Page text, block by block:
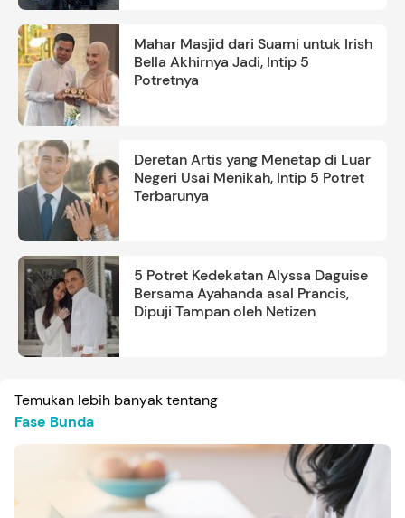
Mahar Masjid dari Suami untuk Irish
Bella Akhirnya Jadi, Intip 5
Potretnya
Deretan Artis yang Menetap di Luar
Negeri Usai Menikah, Intip 5 Potret
Terbarunya
5 Potret Kedekatan Alyssa Daguise
Bersama Ayahanda asal Prancis,
Dipuji Tampan oleh Netizen
Temukan lebih banyak tentang
Fase Bunda